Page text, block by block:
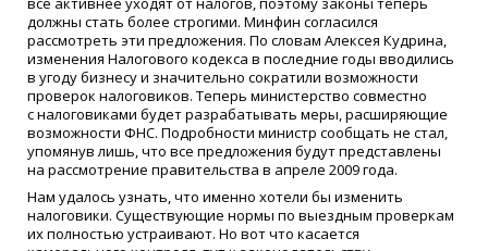
должны стать более строгими. Минфин согласился
рассмотреть эти предложения. По словам Алексея Кудрина,
изменения Налогового кодекса в последние годы вводились
в угоду бизнесу и значительно сократили возможности
проверок налоговиков. Теперь министерство совместно
с налоговиками будет разрабатывать меры, расширяющие
возможности ФНС. Подробности министр сообщать не стал,
упомянув лишь, что все предложения будут представлены
на рассмотрение правительства в апреле 2009 года.
Нам удалось узнать, что именно хотели бы изменить
налоговики. Существующие нормы по выездным проверкам
их полностью устраивают. Но вот что касается